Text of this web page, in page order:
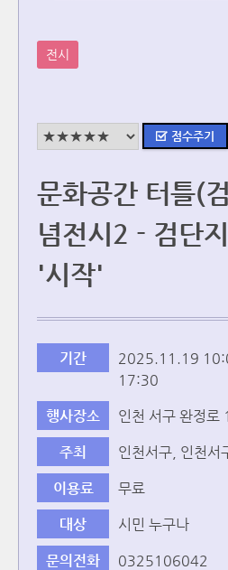
전시
문화공간 터틀(
념전시2 - 검단
'시작'
기간
2025.11.19
17:30
행사장소 인천 서구 완정
주최 인천서구, 인천서
이용료 무료
대상 시민 누구나
문의전화 0325106042